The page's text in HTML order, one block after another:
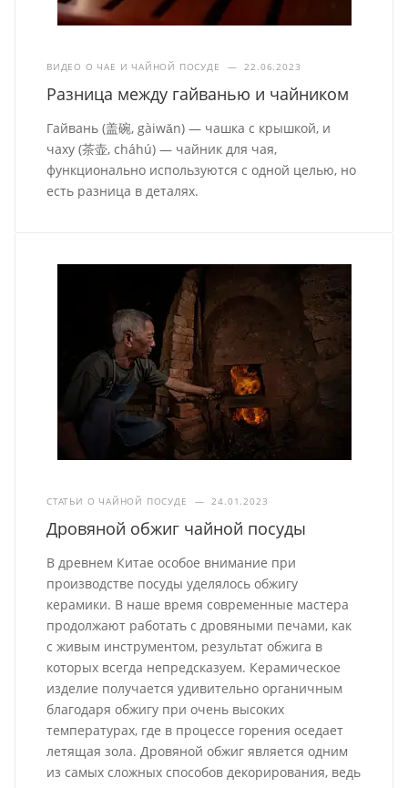
ВИДЕО О ЧАЕ И ЧАЙНОЙ ПОСУДЕ — 22.06.2023
Разница между гайванью и чайником
Гайвань (盖碗, gàiwǎn) — чашка с крышкой, и
чаху (茶壶, cháhú) — чайник для чая,
функционально используются с одной целью, но
есть разница в деталях.
СТАТЬИ О ЧАЙНОЙ ПОСУДЕ — 24.01.2023
Дровяной обжиг чайной посуды
В древнем Китае особое внимание при
производстве посуды уделялось обжигу
керамики. В наше время современные мастера
продолжают работать с дровяными печами, как
с живым инструментом, результат обжига в
которых всегда непредсказуем. Керамическое
изделие получается удивительно органичным
благодаря обжигу при очень высоких
температурах, где в процессе горения оседает
летящая зола. Дровяной обжиг является одним
из самых сложных способов декорирования, ведь